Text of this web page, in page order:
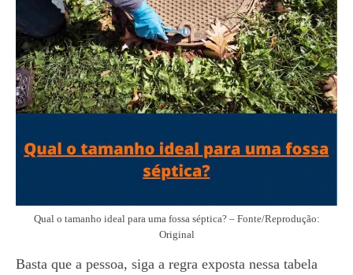
Qual o tamanho ideal para uma fossa séptica? – Fonte/Reprodução:
Original
Basta que a pessoa, siga a regra exposta nessa tabela